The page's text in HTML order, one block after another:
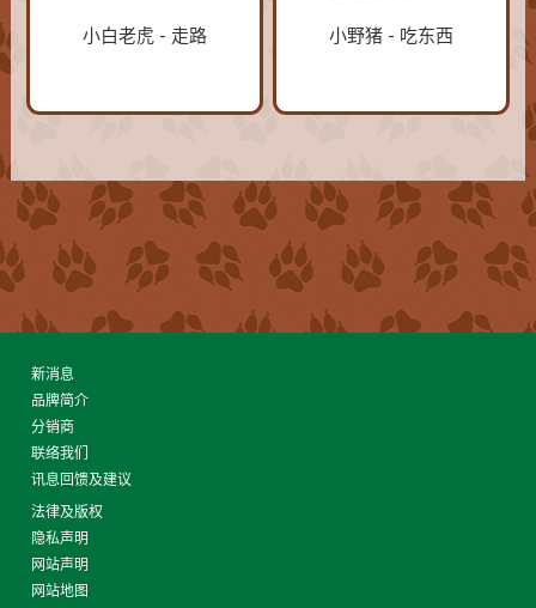
小白老虎 - 走路 小野猪 - 吃东西
新消息
品牌简介
分销商
联络我们
讯息回馈及建议
法律及版权
隐私声明
网站声明
网站地图